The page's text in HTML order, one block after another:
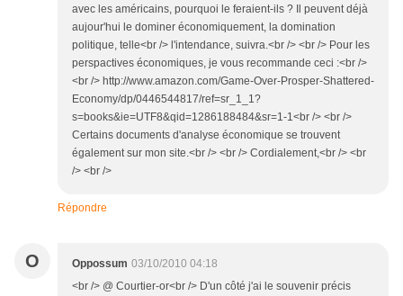
avec les américains, pourquoi le feraient-ils ? Il peuvent déjà
aujour'hui le dominer économiquement, la domination
politique, telle<br /> l'intendance, suivra.<br /> <br /> Pour les
perspactives économiques, je vous recommande ceci :<br />
<br /> http://www.amazon.com/Game-Over-Prosper-Shattered-
Economy/dp/0446544817/ref=sr_1_1?
s=books&ie=UTF8&qid=1286188484&sr=1-1<br /> <br />
Certains documents d'analyse économique se trouvent
également sur mon site.<br /> <br /> Cordialement,<br /> <br
/> <br />
Répondre
O Oppossum 03/10/2010 04:18
<br /> @ Courtier-or<br /> D'un côté j'ai le souvenir précis